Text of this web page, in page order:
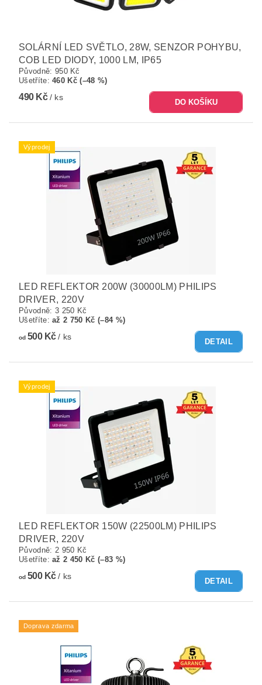
SOLÁRNÍ LED SVĚTLO, 28W, SENZOR POHYBU,
COB LED DIODY, 1000 LM, IP65
Původně: 950 Kč
Ušetříte:460 Kč (–48 %)
490 Kč/ ks
Výprodej
LED REFLEKTOR 200W (30000LM) PHILIPS
DRIVER, 220V
Původně: 3 250 Kč
Ušetříte:až 2 750 Kč (–84 %)
od500 Kč/ ks
DETAIL
Výprodej
LED REFLEKTOR 150W (22500LM) PHILIPS
DRIVER, 220V
Původně: 2 950 Kč
Ušetříte:až 2 450 Kč (–83 %)
od500 Kč/ ks
DETAIL
Doprava zdarma